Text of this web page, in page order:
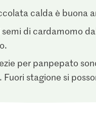
calda è buona
semi di cardamomo
per panpepato
Fuori stagione si